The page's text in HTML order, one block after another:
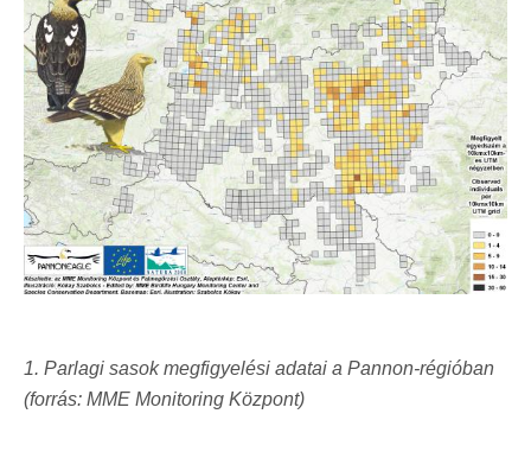
1. Parlagi sasok megfigyelési adatai a Pannon-régióban
(forrás: MME Monitoring Központ)